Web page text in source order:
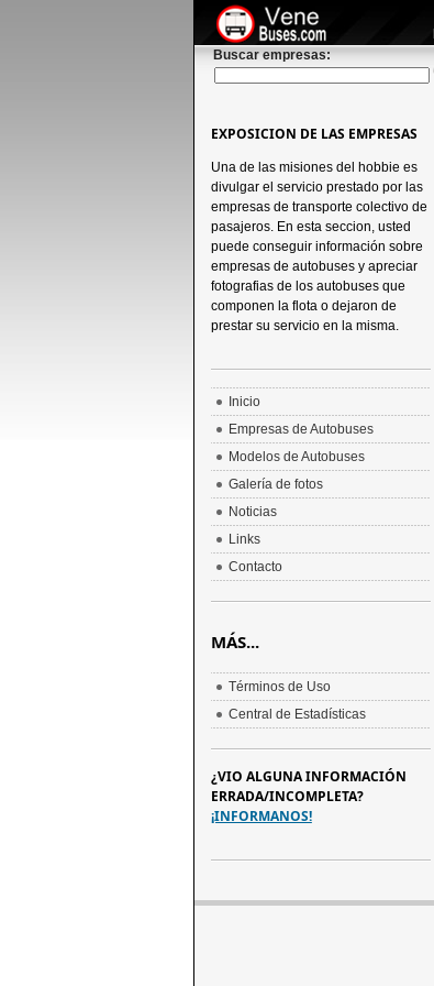
Buscar empresas:
EXPOSICION DE LAS EMPRESAS
Una de las misiones del hobbie es
divulgar el servicio prestado por las
empresas de transporte colectivo de
pasajeros. En esta seccion, usted
puede conseguir información sobre
empresas de autobuses y apreciar
fotografias de los autobuses que
componen la flota o dejaron de
prestar su servicio en la misma.
Inicio
Empresas de Autobuses
Modelos de Autobuses
Galería de fotos
Noticias
Links
Contacto
MÁS...
Términos de Uso
Central de Estadísticas
¿VIO ALGUNA INFORMACIÓN
ERRADA/INCOMPLETA?
¡INFORMANOS!